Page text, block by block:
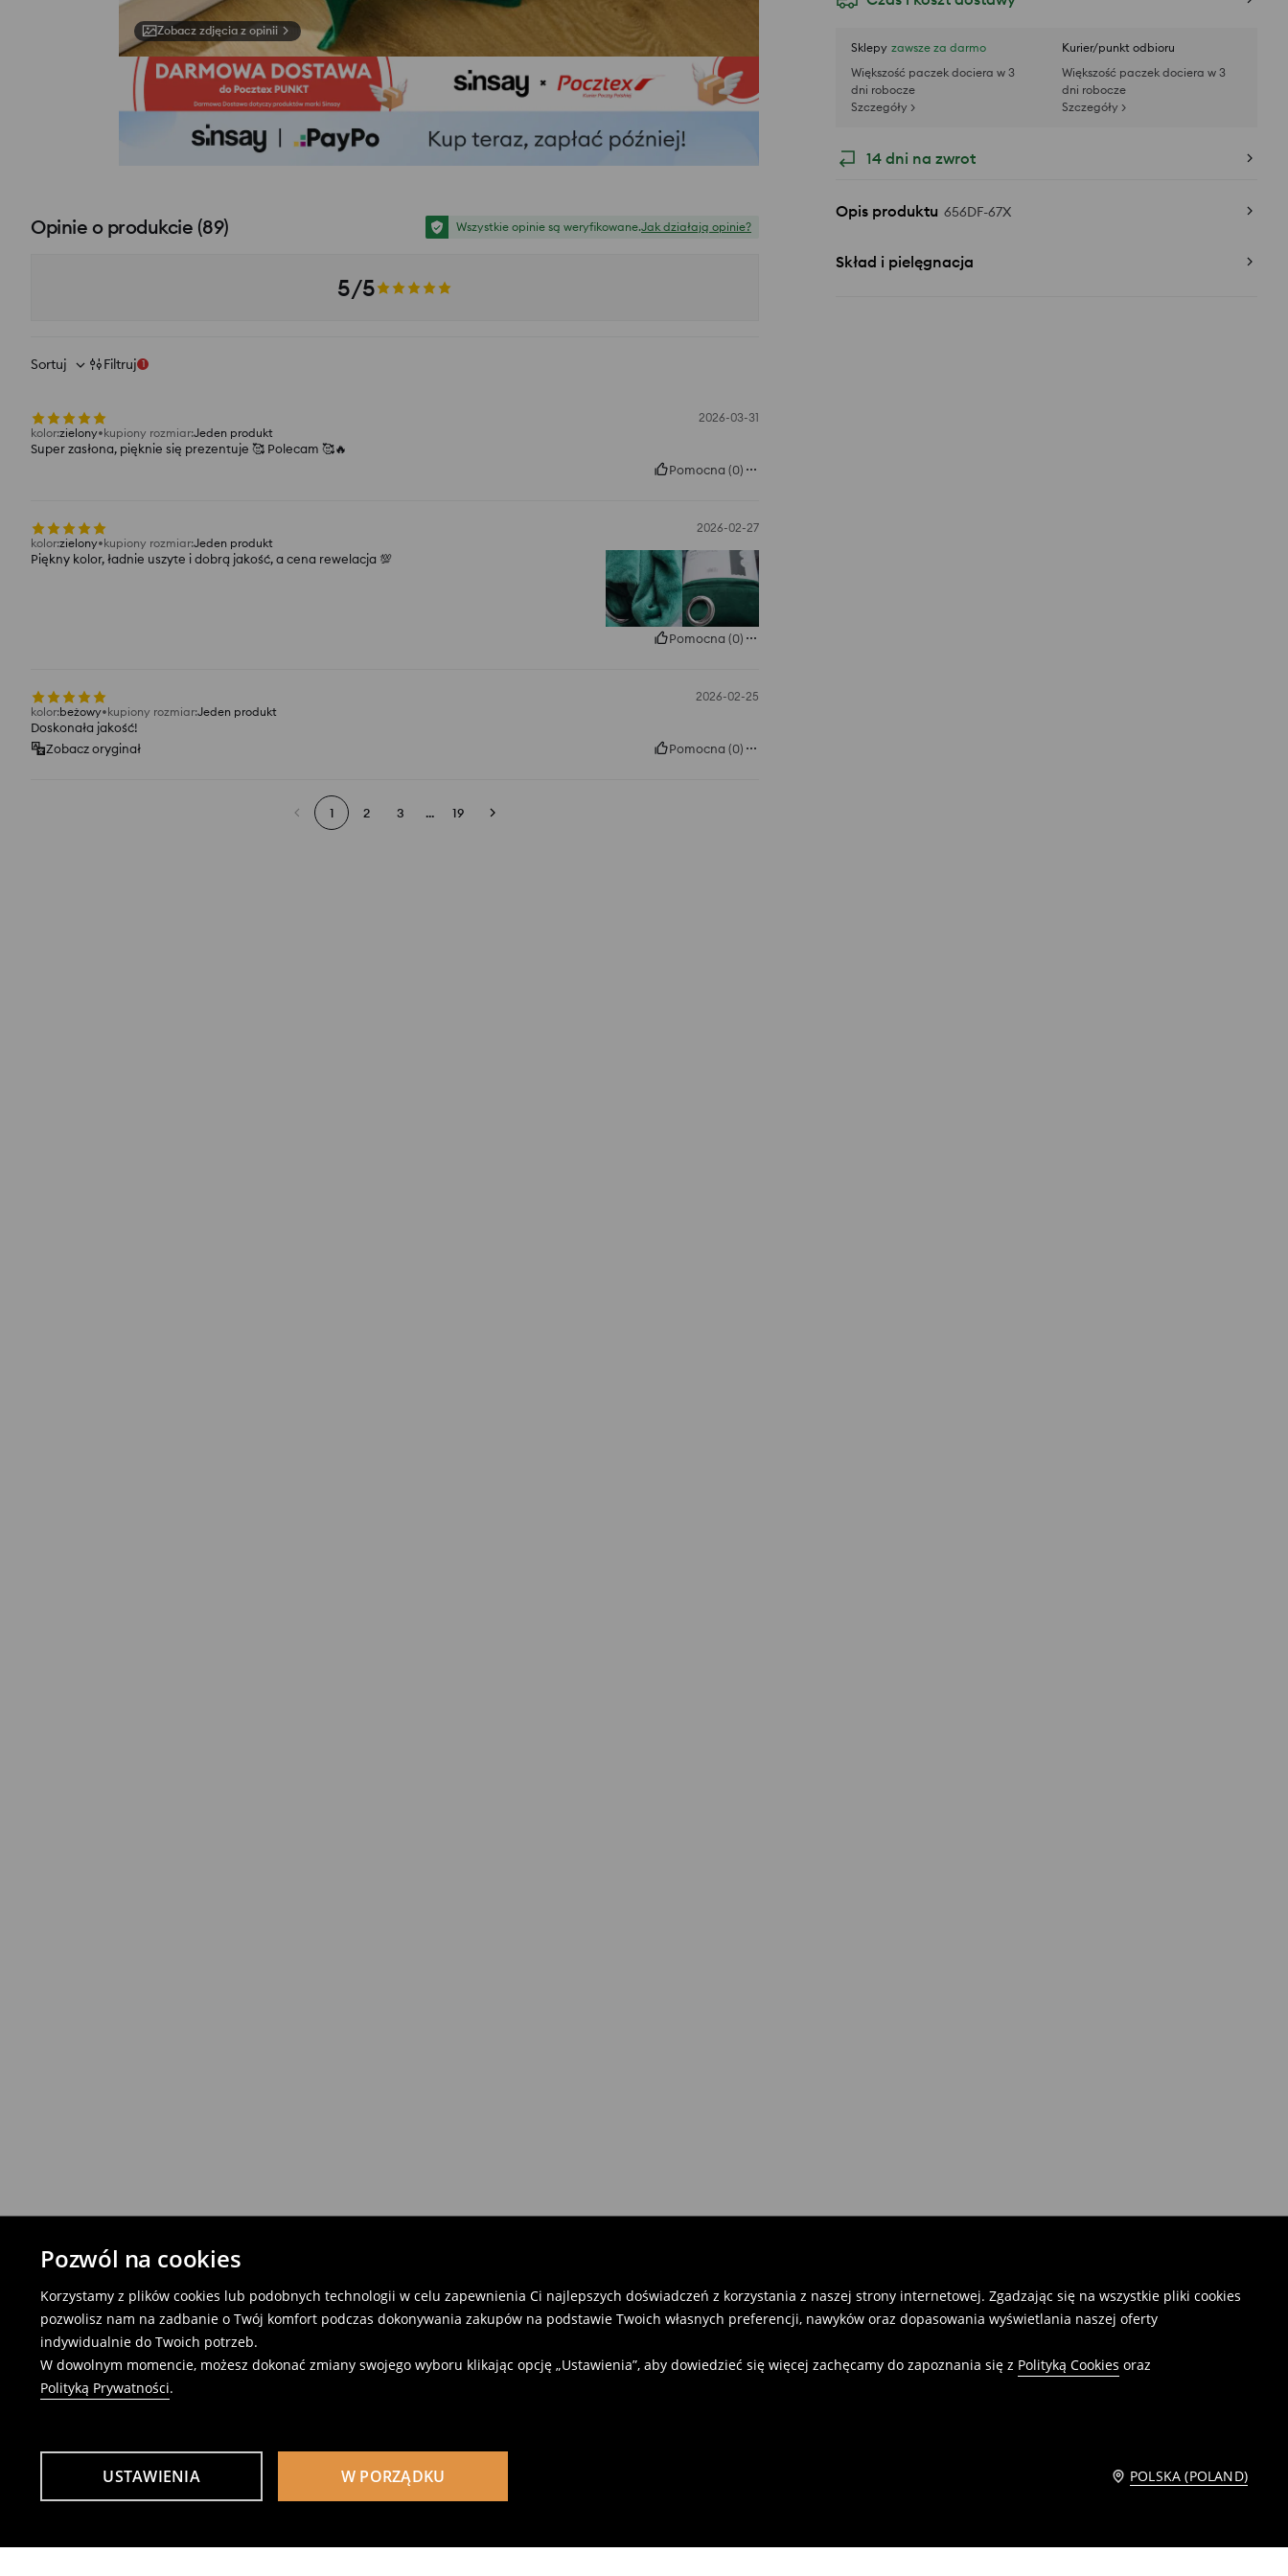
Pozwól na cookies
Korzystamy z plików cookies lub podobnych technologii w celu zapewnienia Ci najlepszych doświadczeń z korzystania z naszej strony internetowej. Zgadzając się na wszystkie pliki cookies
pozwolisz nam na zadbanie o Twój komfort podczas dokonywania zakupów na podstawie Twoich własnych preferencji, nawyków oraz dopasowania wyświetlania naszej oferty
indywidualnie do Twoich potrzeb.
W dowolnym momencie, możesz dokonać zmiany swojego wyboru klikając opcję „Ustawienia”, aby dowiedzieć się więcej zachęcamy do zapoznania się z Polityką Cookies oraz
Polityką Prywatności.
USTAWIENIA W PORZĄDKU POLSKA (POLAND)
Sklepy zawsze za darmo
Większość paczek dociera w 3
dni robocze
Szczegóły >
Kurier/punkt odbioru
Większość paczek dociera w 3
dni robocze
Szczegóły >
14 dni na zwrot
Opis produktu 656DF-67X
Skład i pielęgnacja
Zobacz zdjęcia z opinii
Opinie o produkcie (89) Wszystkie opinie są weryfikowane.Jak działają opinie?
5/5
Sortuj Filtruj 1
2026-03-31
kolor:zielony kupiony rozmiar:Jeden produkt
Super zasłona, pięknie się prezentuje 🥰 Polecam 🥰🔥
Pomocna (0)
2026-02-27
kolor:zielony kupiony rozmiar:Jeden produkt
Piękny kolor, ładnie uszyte i dobrą jakość, a cena rewelacja 💯
Pomocna (0)
2026-02-25
kolor:beżowy kupiony rozmiar:Jeden produkt
Doskonała jakość!
Zobacz oryginał
Pomocna (0)
1 2 3 ... 19